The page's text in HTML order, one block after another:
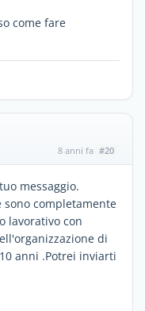
come fare
8 anni fa #20
messaggio.
sono completamente
lavorativo con
di
anni .Potrei inviarti